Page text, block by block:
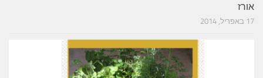
אורז
17 באפריל, 2014